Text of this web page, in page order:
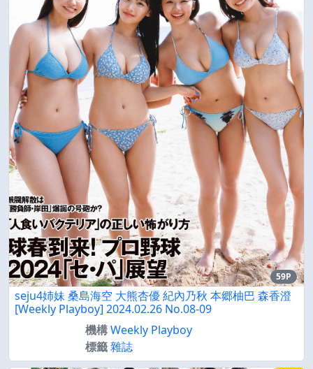
59P
seju4姉妹 桑島海空 大熊杏優 紀內乃秋 本郷柚巴 森香澄
[Weekly Playboy] 2024.02.26 No.08-09
機構Weekly Playboy
標籤雜誌